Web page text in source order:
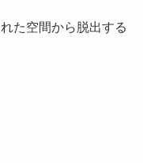
た空間から脱出する